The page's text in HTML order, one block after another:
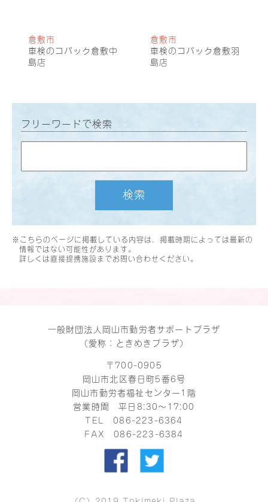
倉敷市
車検のコバック倉敷中
島店
倉敷市
車検のコバック倉敷羽
島店
フリーワードで検索
検索
※こちらのページに掲載している内容は、掲載時期によっては最新の
情報ではない可能性があります。
詳しくは直接提携施設までお問い合わせください。
一般財団法人岡山市勤労者サポートプラザ
（愛称：ときめきプラザ）
〒700-0905
岡山市北区春日町5番6号
岡山市勤労者福祉センター1階
営業時間 平日8:30～17:00
TEL086-223-6364
FAX 086-223-6384